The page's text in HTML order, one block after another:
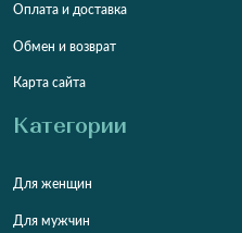
Оплата и доставка
Обмен и возврат
Карта сайта
Категории
Для женщин
Для мужчин